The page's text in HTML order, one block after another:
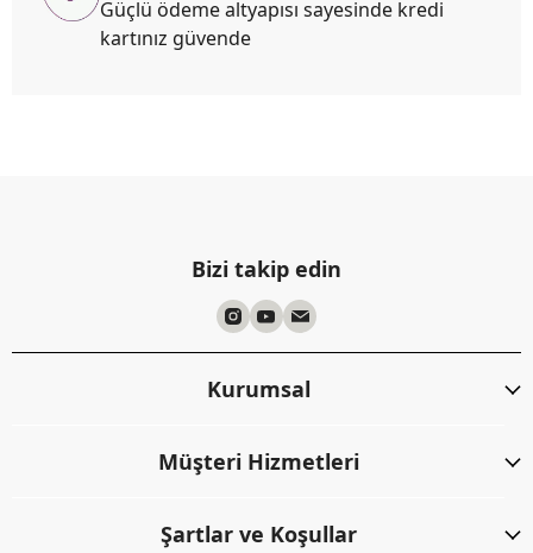
Güçlü ödeme altyapısı sayesinde kredi
kartınız güvende
Bizi takip edin
Kurumsal
Müşteri Hizmetleri
Şartlar ve Koşullar